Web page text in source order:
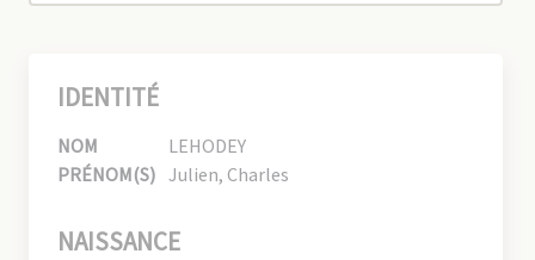
IDENTITÉ
NOM
LEHODEY
PRÉNOM(S) Julien, Charles
NAISSANCE